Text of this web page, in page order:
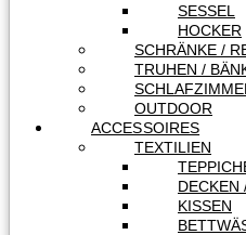
SESSEL
HOCKER
SCHRÄNKE /
TRUHEN /
OUTDOOR
ACCESSOIRES
TEXTILIEN
DECKEN
KISSEN